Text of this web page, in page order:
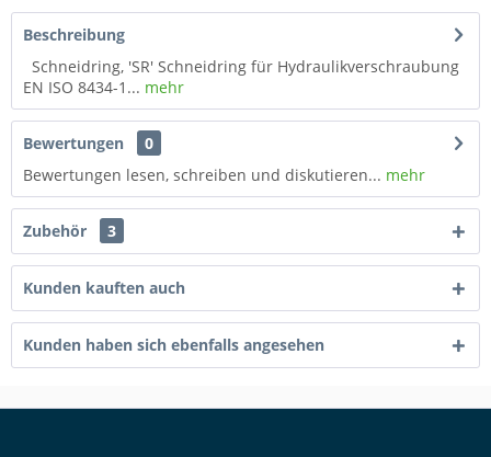
Beschreibung
Schneidring, 'SR' Schneidring für Hydraulikverschraubung
EN ISO 8434-1... mehr
Bewertungen
0
Bewertungen lesen, schreiben und diskutieren... mehr
Zubehör 3
Kunden kauften auch
Kunden haben sich ebenfalls angesehen